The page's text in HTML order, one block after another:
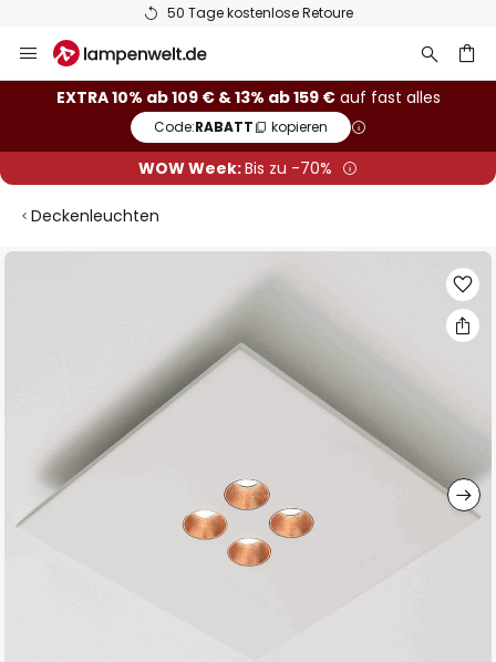
50 Tage kostenlose Retoure
Inhalt
springen
EXTRA 10% ab 109 € & 13% ab 159 €auf fast alles
Code:RABATT kopieren
WOW Week:Bis zu -70%
Deckenleuchten
Zum